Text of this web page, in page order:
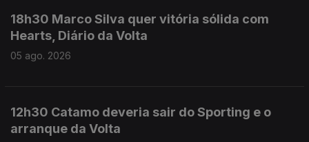
18h30 Marco Silva quer vitória sólida com
Hearts, Diário da Volta
05 ago. 2026
12h30 Catamo deveria sair do Sporting e o
arranque da Volta